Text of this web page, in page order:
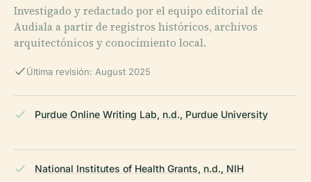
Investigado y redactado por el equipo editorial de
Audiala a partir de registros históricos, archivos
arquitectónicos y conocimiento local.
Última revisión: August 2025
Purdue Online Writing Lab, n.d., Purdue University
National Institutes of Health Grants, n.d., NIH